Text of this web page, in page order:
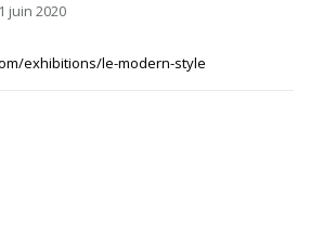
juin 2020
exhibitions/le-modern-style